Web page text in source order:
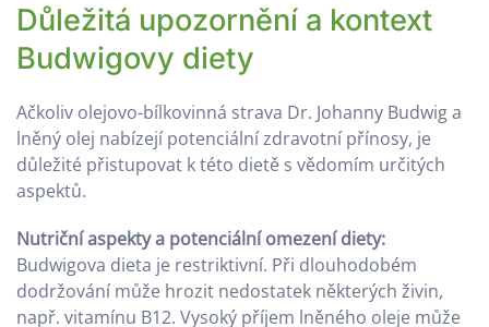
Důležitá upozornění a kontext
Budwigovy diety
Ačkoliv olejovo-bílkovinná strava Dr. Johanny Budwig a
lněný olej nabízejí potenciální zdravotní přínosy, je
důležité přistupovat k této dietě s vědomím určitých
aspektů.
Nutriční aspekty a potenciální omezení diety:
Budwigova dieta je restriktivní. Při dlouhodobém
dodržování může hrozit nedostatek některých živin,
např. vitamínu B12. Vysoký příjem lněného oleje může